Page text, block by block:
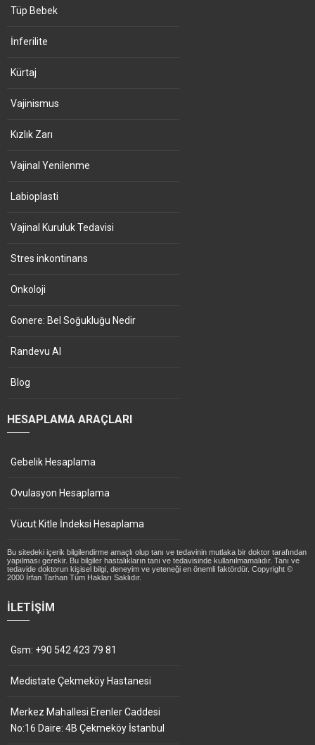
Tüp Bebek
İnferilite
Kürtaj
Vajinismus
Kızlık Zarı
Vajinal Yenilenme
Labioplasti
Vajinal Kuruluk Tedavisi
Stres inkontinans
Onkoloji
Gonere: Bel Soğukluğu Nedir
Randevu Al
Blog
HESAPLAMA ARAÇLARI
Gebelik Hesaplama
Ovulasyon Hesaplama
Vücut Kitle İndeksi Hesaplama
Bu sitedeki içerik bilgilendirme amaçlı olup tanı ve tedavinin mutlaka bir doktor tarafından
yapılması gerekir. Bu bilgiler hastalıkların tanı ve tedavisinde kullanılmamalıdır. Tanı ve
tedavide doktorun kişisel bilgi, deneyim ve yeteneği en önemli faktördür. Copyright ©
2000 İrfan Tarhan Tüm Hakları Saklıdır.
İLETIŞIM
Gsm: +90 542 423 79 81
Medistate Çekmeköy Hastanesi
Merkez Mahallesi Erenler Caddesi
No:16 Daire: 4B Çekmeköy İstanbul